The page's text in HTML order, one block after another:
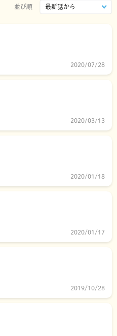
並び順
2020/07/28
2020/03/13
2020/01/18
2020/01/17
2019/10/28